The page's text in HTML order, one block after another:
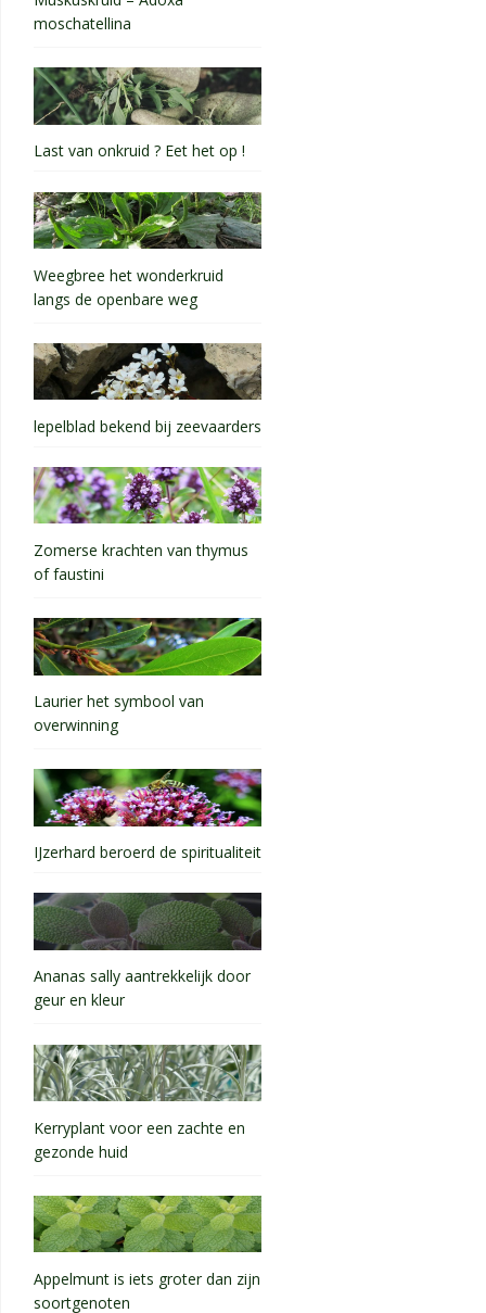
moschatellina
Last van onkruid ? Eet het op !
Weegbree het wonderkruid
langs de openbare weg
lepelblad bekend bij zeevaarders
Zomerse krachten van thymus
of faustini
Laurier het symbool van
overwinning
IJzerhard beroerd de spiritualiteit
Ananas sally aantrekkelijk door
geur en kleur
Kerryplant voor een zachte en
gezonde huid
Appelmunt is iets groter dan zijn
soortgenoten